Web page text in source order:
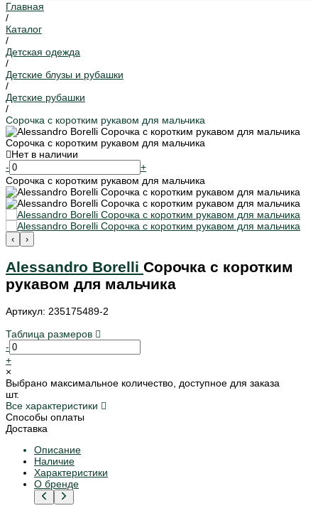
Главная
/
Каталог
/
Детская одежда
/
Детские блузы и рубашки
/
Детские рубашки
/
Сорочка с коротким рукавом для мальчика
Сорочка с коротким рукавом для мальчика
Нет в наличии
-
+
Сорочка с коротким рукавом для мальчика
‹ ›
Alessandro Borelli Сорочка с коротким
рукавом для мальчика
Артикул: 235175489-2
Таблица размеров
-
+
×
Выбрано максимальное количество, доступное для заказа
шт.
Все характеристики
Способы оплаты
Доставка
Описание
Наличие
Характеристики
О бренде